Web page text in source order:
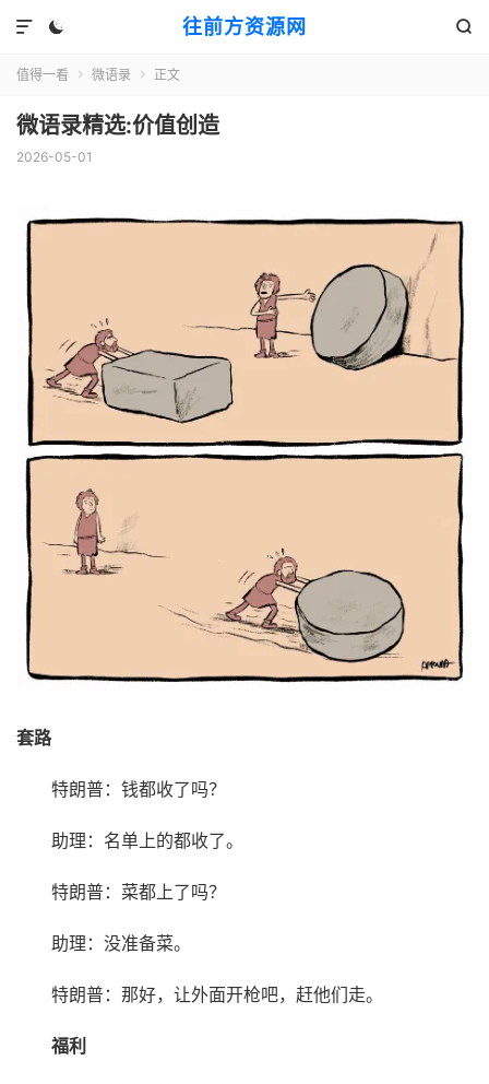
往前方资源网
 

值得一看  微语录  正文
微语录精选:价值创造
2026-05-01
套路
特朗普：钱都收了吗？
助理：名单上的都收了。
特朗普：菜都上了吗？
助理：没准备菜。
特朗普：那好，让外面开枪吧，赶他们走。
福利